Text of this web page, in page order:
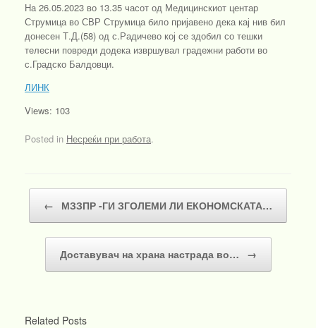
На 26.05.2023 во 13.35 часот од Медицинскиот центар
Струмица во СВР Струмица било пријавено дека кај нив бил
донесен Т.Д.(58) од с.Радичево кој се здобил со тешки
телесни повреди додека извршувал градежни работи во
с.Градско Балдовци.
ЛИНК
Views: 103
Posted in Несреќи при работа.
← МЗЗПР -ГИ ЗГОЛЕМИ ЛИ ЕКОНОМСКАТА…
Доставувач на храна настрада во… →
Related Posts